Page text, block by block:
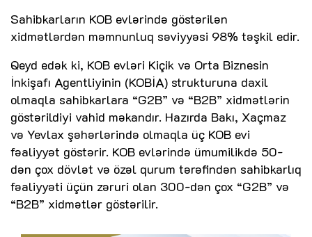
Sahibkarların KOB evlərində göstərilən
xidmətlərdən məmnunluq səviyyəsi 98% təşkil edir.
Qeyd edək ki, KOB evləri Kiçik və Orta Biznesin
İnkişafı Agentliyinin (KOBİA) strukturuna daxil
olmaqla sahibkarlara “G2B” və “B2B” xidmətlərin
göstərildiyi vahid məkandır. Hazırda Bakı, Xaçmaz
və Yevlax şəhərlərində olmaqla üç KOB evi
fəaliyyət göstərir. KOB evlərində ümumilikdə 50-
dən çox dövlət və özəl qurum tərəfindən sahibkarlıq
fəaliyyəti üçün zəruri olan 300-dən çox “G2B” və
“B2B” xidmətlər göstərilir.